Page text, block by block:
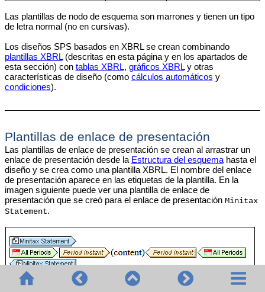
Las plantillas de nodo de esquema son marrones y tienen un tipo
de letra normal (no en cursivas).
Los diseños SPS basados en XBRL se crean combinando
plantillas XBRL(descritas en esta página y en los apartados de
esta sección) con tablas XBRL, gráficos XBRLy otras
características de diseño (como cálculos automáticos y
condiciones).
Plantillas de enlace de presentación
Las plantillas de enlace de presentación se crean al arrastrar un
enlace de presentación desde la Estructura del esquemahasta el
diseño y se crea como una plantilla XBRL. El nombre del enlace
de presentación aparece en las etiquetas de la plantilla. En la
imagen siguiente puede ver una plantilla de enlace de
presentación que se creó para el enlace de presentación Minitax
Statement.